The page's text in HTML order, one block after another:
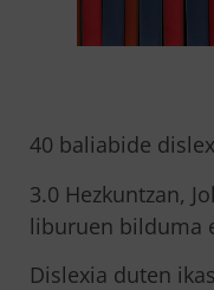
40 baliabide
3.0 Hezkuntzan,
liburuen bilduma
Dislexia duten